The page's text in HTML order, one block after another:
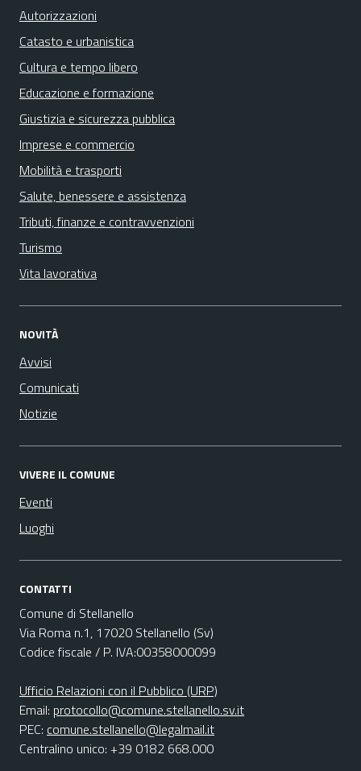
Autorizzazioni
Catasto e urbanistica
Cultura e tempo libero
Educazione e formazione
Giustizia e sicurezza pubblica
Imprese e commercio
Mobilità e trasporti
Salute, benessere e assistenza
Tributi, finanze e contravvenzioni
Turismo
Vita lavorativa
NOVITÀ
Avvisi
Comunicati
Notizie
VIVERE IL COMUNE
Eventi
Luoghi
CONTATTI
Comune di Stellanello
Via Roma n.1, 17020 Stellanello (Sv)
Codice fiscale / P. IVA:00358000099
Ufficio Relazioni con il Pubblico (URP)
Email: protocollo@comune.stellanello.sv.it
PEC: comune.stellanello@legalmail.it
Centralino unico: +39 0182 668.000